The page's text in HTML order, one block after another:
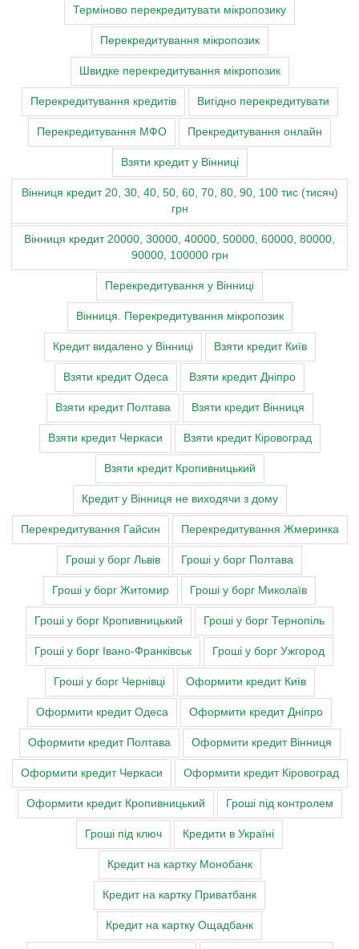
Терміново перекредитувати мікропозику
Перекредитування мікропозик
Швидке перекредитування мікропозик
Перекредитування кредитів Вигідно перекредитувати
Перекредитування МФО Прекредитування онлайн
Взяти кредит у Вінниці
Вінниця кредит 20, 30, 40, 50, 60, 70, 80, 90, 100 тис (тисяч)
грн
Вінниця кредит 20000, 30000, 40000, 50000, 60000, 80000,
90000, 100000 грн
Перекредитування у Вінниці
Вінниця. Перекредитування мікропозик
Кредит видалено у Вінниці Взяти кредит Київ
Взяти кредит Одеса Взяти кредит Дніпро
Взяти кредит Полтава Взяти кредит Вінниця
Взяти кредит Черкаси Взяти кредит Кіровоград
Взяти кредит Кропивницький
Кредит у Вінниця не виходячи з дому
Перекредитування Гайсин Перекредитування Жмеринка
Гроші у борг Львів Гроші у борг Полтава
Гроші у борг Житомир Гроші у борг Миколаїв
Гроші у борг Кропивницький Гроші у борг Тернопіль
Гроші у борг Івано-Франківськ Гроші у борг Ужгород
Гроші у борг Чернівці Оформити кредит Київ
Оформити кредит Одеса Оформити кредит Дніпро
Оформити кредит Полтава Оформити кредит Вінниця
Оформити кредит Черкаси Оформити кредит Кіровоград
Оформити кредит Кропивницький Гроші під контролем
Гроші під ключ Кредити в Україні
Кредит на картку Монобанк
Кредит на картку Приватбанк
Кредит на картку Ощадбанк